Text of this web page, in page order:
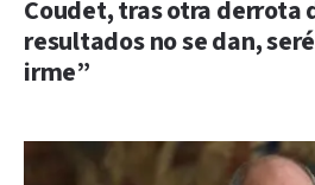
Coudet, tras otra derrota
resultados no se dan,
irme”